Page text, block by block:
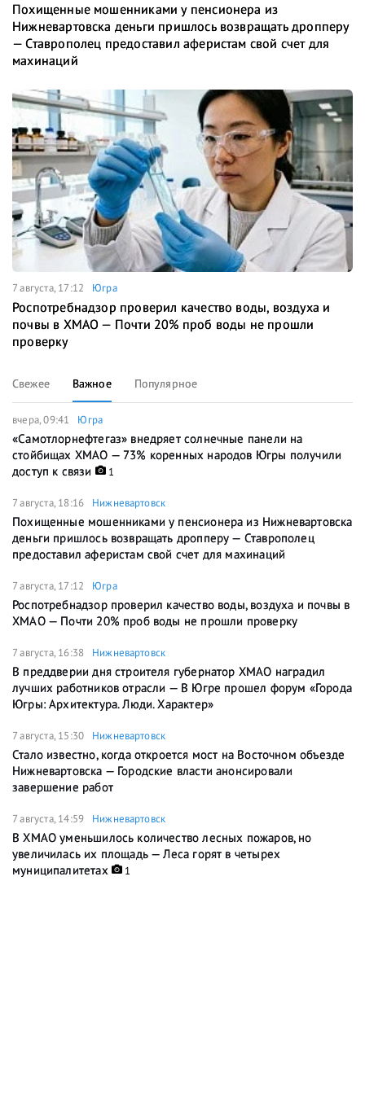
Похищенные мошенниками у пенсионера из
Нижневартовска деньги пришлось возвращать дропперу
— Ставрополец предоставил аферистам свой счет для
махинаций
7 августа, 17:12 Югра
Роспотребнадзор проверил качество воды, воздуха и
почвы в ХМАО — Почти 20% проб воды не прошли
проверку
Свежее Важное Популярное
вчера, 09:41 Югра
«Самотлорнефтегаз» внедряет солнечные панели на
стойбищах ХМАО — 73% коренных народов Югры получили
доступ к связи
1
7 августа, 18:16 Нижневартовск
Похищенные мошенниками у пенсионера из Нижневартовска
деньги пришлось возвращать дропперу — Ставрополец
предоставил аферистам свой счет для махинаций
7 августа, 17:12 Югра
Роспотребнадзор проверил качество воды, воздуха и почвы в
ХМАО — Почти 20% проб воды не прошли проверку
7 августа, 16:38 Нижневартовск
В преддверии дня строителя губернатор ХМАО наградил
лучших работников отрасли — В Югре прошел форум «Города
Югры: Архитектура. Люди. Характер»
7 августа, 15:30 Нижневартовск
Стало известно, когда откроется мост на Восточном объезде
Нижневартовска — Городские власти анонсировали
завершение работ
7 августа, 14:59 Нижневартовск
В ХМАО уменьшилось количество лесных пожаров, но
увеличилась их площадь — Леса горят в четырех
муниципалитетах
1